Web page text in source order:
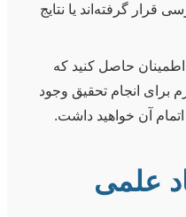
قرار گرفته‌اند یا نتایج
اطمینان حاصل کنید که
برای انجام تحقیق وجود
آن خواهید داشت.
علمی